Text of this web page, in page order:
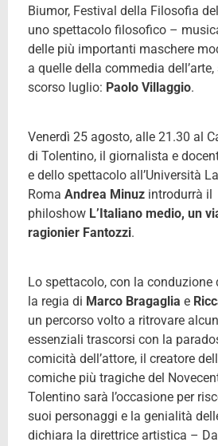
Biumor, Festival della Filosofia
uno spettacolo filosofico –
delle più importanti maschere
a quelle della commedia
scorso luglio: Paolo Villaggio.
Venerdì 25 agosto, alle 21.30 al
di Tolentino, il giornalista e
e dello spettacolo all’Università
Roma Andrea Minuz introdurrà il
philoshow L’Italiano medio, un
ragionier Fantozzi.
Lo spettacolo, con la conduzione
la regia di Marco Bragaglia e
un percorso volto a ritrovare
essenziali trascorsi con la
comicità dell’attore, il creatore
comiche più tragiche del
Tolentino sarà l’occasione per
suoi personaggi e la genialità
dichiara la direttrice artistica –